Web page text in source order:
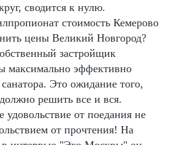
сводится к нулю.
стоимость Кемерово
цены Великий Новгород?
застройщик
максимально эффективно
Это ожидание того,
решить все и вся.
удовольствие от поедания не
от прочтения! На